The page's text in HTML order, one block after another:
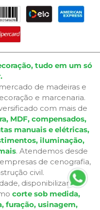
tudo em um só
de madeiras e
e marcenaria.
com mais de
MDF, compensados,
manuais e elétricas,
iluminação,
. Atendemos desde
de cenografia,
civil.
disponibilizamos
corte sob medida,
furação, usinagem,